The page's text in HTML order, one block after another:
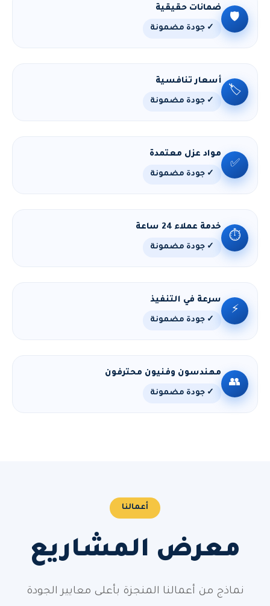
🛡️
ضمانات حقيقية
✓ جودة مضمونة
🏷️
أسعار تنافسية
✓ جودة مضمونة
✅
مواد عزل معتمدة
✓ جودة مضمونة
⏱️
خدمة عملاء 24 ساعة
✓ جودة مضمونة
⚡
سرعة في التنفيذ
✓ جودة مضمونة
👥
مهندسون وفنيون محترفون
✓ جودة مضمونة
أعمالنا
معرض المشاريع
نماذج من أعمالنا المنجزة بأعلى معايير الجودة